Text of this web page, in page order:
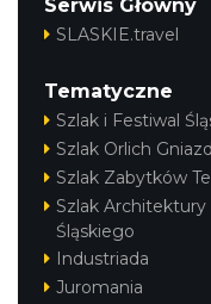
Serwis Główny
SLASKIE.travel
Tematyczne
Szlak i Festiwal
Szlak Orlich Gniazd
Szlak Zabytków
Szlak
Śląskiego
Industriada
Juromania